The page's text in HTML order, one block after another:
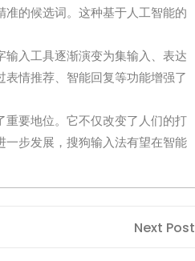
的候选词。这种基于人工智能的
入工具逐渐演变为集输入、表达
情推荐、智能回复等功能增强了
要地位。它不仅改变了人们的打
步发展，搜狗输入法有望在智能
Next Post